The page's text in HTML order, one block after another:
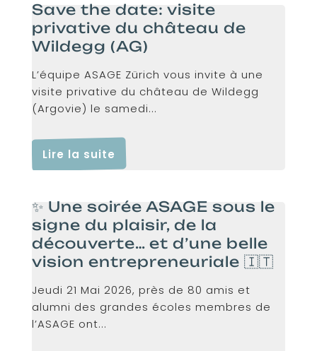
Save the date: visite
privative du château de
Wildegg (AG)
L’équipe ASAGE Zürich vous invite à une
visite privative du château de Wildegg
(Argovie) le samedi...
Lire la suite
✨ Une soirée ASAGE sous le
signe du plaisir, de la
découverte… et d’une belle
vision entrepreneuriale 🇮🇹
Jeudi 21 Mai 2026, près de 80 amis et
alumni des grandes écoles membres de
l’ASAGE ont...